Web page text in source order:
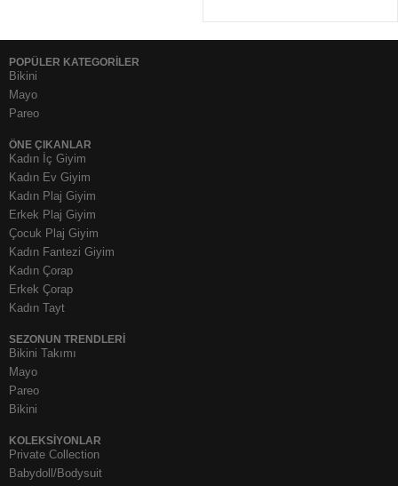
POPÜLER KATEGORİLER
Bikini
Mayo
Pareo
ÖNE ÇIKANLAR
Kadın İç Giyim
Kadın Ev Giyim
Kadın Plaj Giyim
Erkek Plaj Giyim
Çocuk Plaj Giyim
Kadın Fantezi Giyim
Kadın Çorap
Erkek Çorap
Kadın Tayt
SEZONUN TRENDLERI
Bikini Takımı
Mayo
Pareo
Bikini
KOLEKSIYONLAR
Private Collection
Babydoll/Bodysuit